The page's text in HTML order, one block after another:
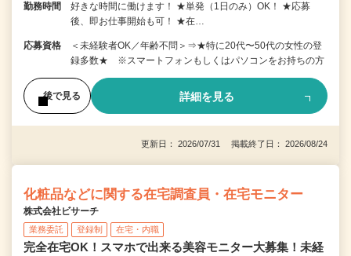
勤務時間
好きな時間に働けます！ ★単発（1日のみ）OK！ ★応募
後、即お仕事開始も可！ ★在…
応募資格
＜未経験者OK／年齢不問＞⇒★特に20代〜50代の女性の登
録多数★ ※スマートフォンもしくはパソコンをお持ちの方
後で見る 詳細を見る
更新日： 2026/07/31 掲載終了日： 2026/08/24
化粧品などに関する在宅調査員・在宅モニター
株式会社ビサーチ
業務委託 登録制 在宅・内職
完全在宅OK！スマホで出来る美容モニター大募集！未経